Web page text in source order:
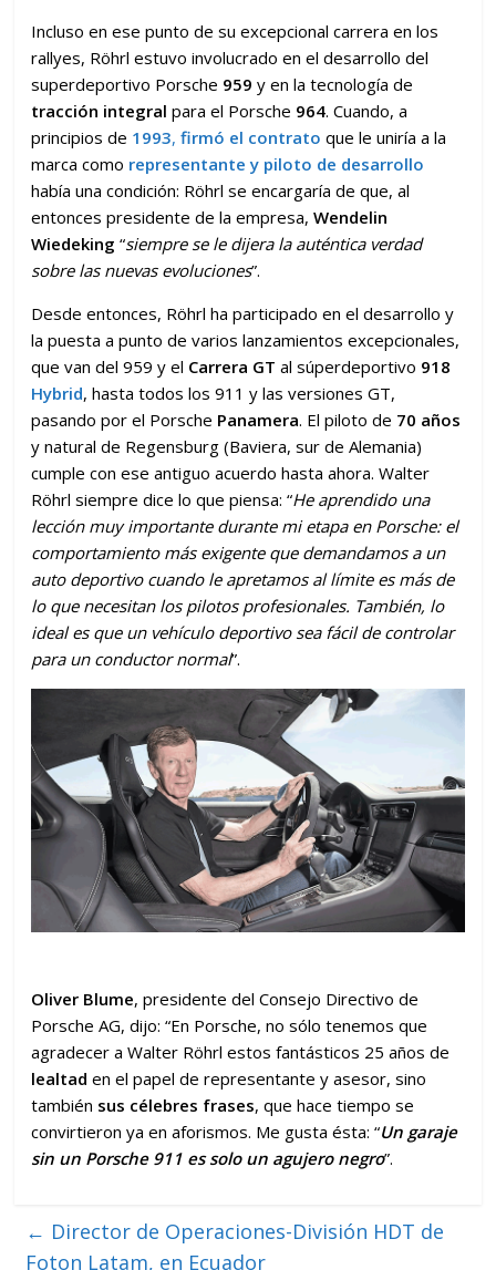
Incluso en ese punto de su excepcional carrera en los
rallyes, Röhrl estuvo involucrado en el desarrollo del
superdeportivo Porsche 959 y en la tecnología de
tracción integral para el Porsche 964. Cuando, a
principios de 1993,firmó el contrato que le uniría a la
marca como representante y piloto de desarrollo
había una condición: Röhrl se encargaría de que, al
entonces presidente de la empresa,Wendelin
Wiedeking “siempre se le dijera la auténtica verdad
sobre las nuevas evoluciones”.
Desde entonces, Röhrl ha participado en el desarrollo y
la puesta a punto de varios lanzamientos excepcionales,
que van del 959 y el Carrera GT al súperdeportivo 918
Hybrid, hasta todos los 911 y las versiones GT,
pasando por el Porsche Panamera. El piloto de 70 años
y natural de Regensburg (Baviera, sur de Alemania)
cumple con ese antiguo acuerdo hasta ahora. Walter
Röhrl siempre dice lo que piensa: “He aprendido una
lección muy importante durante mi etapa en Porsche: el
comportamiento más exigente que demandamos a un
auto deportivo cuando le apretamos al límite es más de
lo que necesitan los pilotos profesionales. También, lo
ideal es que un vehículo deportivo sea fácil de controlar
para un conductor normal”.
Oliver Blume, presidente del Consejo Directivo de
Porsche AG, dijo: “En Porsche, no sólo tenemos que
agradecer a Walter Röhrl estos fantásticos 25 años de
lealtad en el papel de representante y asesor, sino
también sus célebres frases, que hace tiempo se
convirtieron ya en aforismos. Me gusta ésta: “Un garaje
sin un Porsche 911 es solo un agujero negro”.
← Director de Operaciones-División HDT de
Foton Latam, en Ecuador